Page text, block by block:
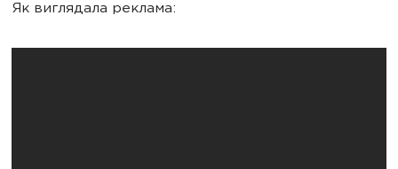
Як виглядала реклама: